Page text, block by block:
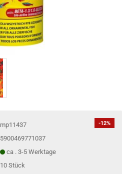
-12%
mp11437
5900469771037
ca . 3-5 Werktage
10Stück